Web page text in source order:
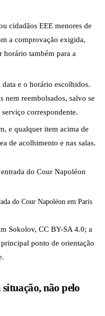
cidadãos EEE menores de
a comprovação exigida,
horário também para a
data e o horário escolhidos.
nem reembolsados, salvo se
correspondente.
e qualquer item acima de
de acolhimento e nas salas.
do Cour Napoléon em Paris
Sokolov, CC BY-SA 4.0; a
ponto de orientação
situação, não pelo